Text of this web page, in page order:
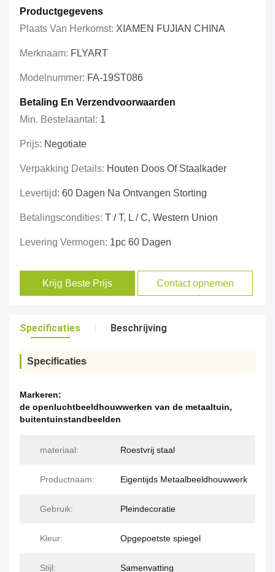
Productgegevens
Plaats Van Herkomst: XIAMEN FUJIAN CHINA
Merknaam: FLYART
Modelnummer: FA-19ST086
Betaling En Verzendvoorwaarden
Min. Bestelaantal: 1
Prijs: Negotiate
Verpakking Details: Houten Doos Of Staalkader
Levertijd: 60 Dagen Na Ontvangen Storting
Betalingscondities: T / T, L / C, Western Union
Levering Vermogen: 1pc 60 Dagen
Krijg Beste Prijs Contact opnemen
Specificaties Beschrijving
Specificaties
Markeren:
de openluchtbeeldhouwwerken van de metaaltuin,
buitentuinstandbeelden
materiaal: Roestvrij staal
Productnaam: Eigentijds Metaalbeeldhouwwerk
Gebruik: Pleindecoratie
Kleur: Opgepoetste spiegel
Stijl: Samenvatting